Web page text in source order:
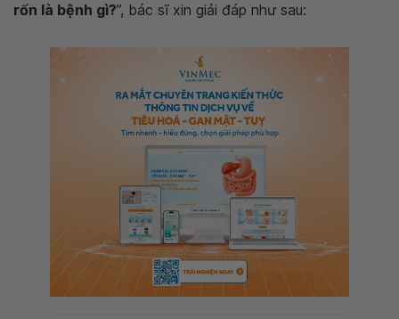
rốn là bệnh gì?”, bác sĩ xin giải đáp như sau: